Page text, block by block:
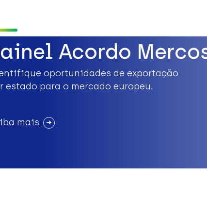
Acordo
oportunidades de exportação
estado para o mercado europeu.
mais